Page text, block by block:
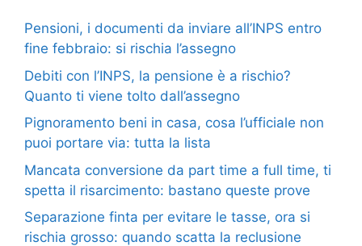
Pensioni, i documenti da inviare all’INPS entro
fine febbraio: si rischia l’assegno
Debiti con l’INPS, la pensione è a rischio?
Quanto ti viene tolto dall’assegno
Pignoramento beni in casa, cosa l’ufficiale non
puoi portare via: tutta la lista
Mancata conversione da part time a full time, ti
spetta il risarcimento: bastano queste prove
Separazione finta per evitare le tasse, ora si
rischia grosso: quando scatta la reclusione